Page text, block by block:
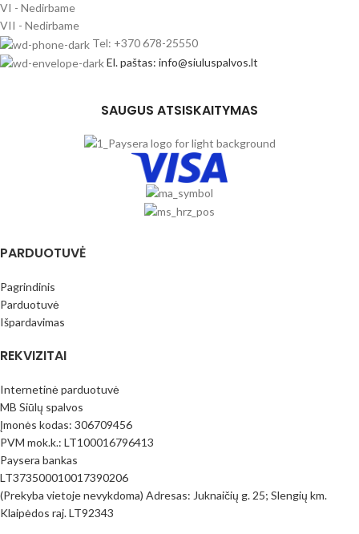
VI - Nedirbame
VII - Nedirbame
Tel: +370 678-25550
El. paštas: info@siuluspalvos.lt
SAUGUS ATSISKAITYMAS
PARDUOTUVĖ
Pagrindinis
Parduotuvė
Išpardavimas
REKVIZITAI
Internetinė parduotuvė
MB Siūlų spalvos
Įmonės kodas: 306709456
PVM mok.k.: LT100016796413
Paysera bankas
LT373500010017390206
(Prekyba vietoje nevykdoma) Adresas: Juknaičių g. 25; Slengių km.
Klaipėdos raj. LT92343